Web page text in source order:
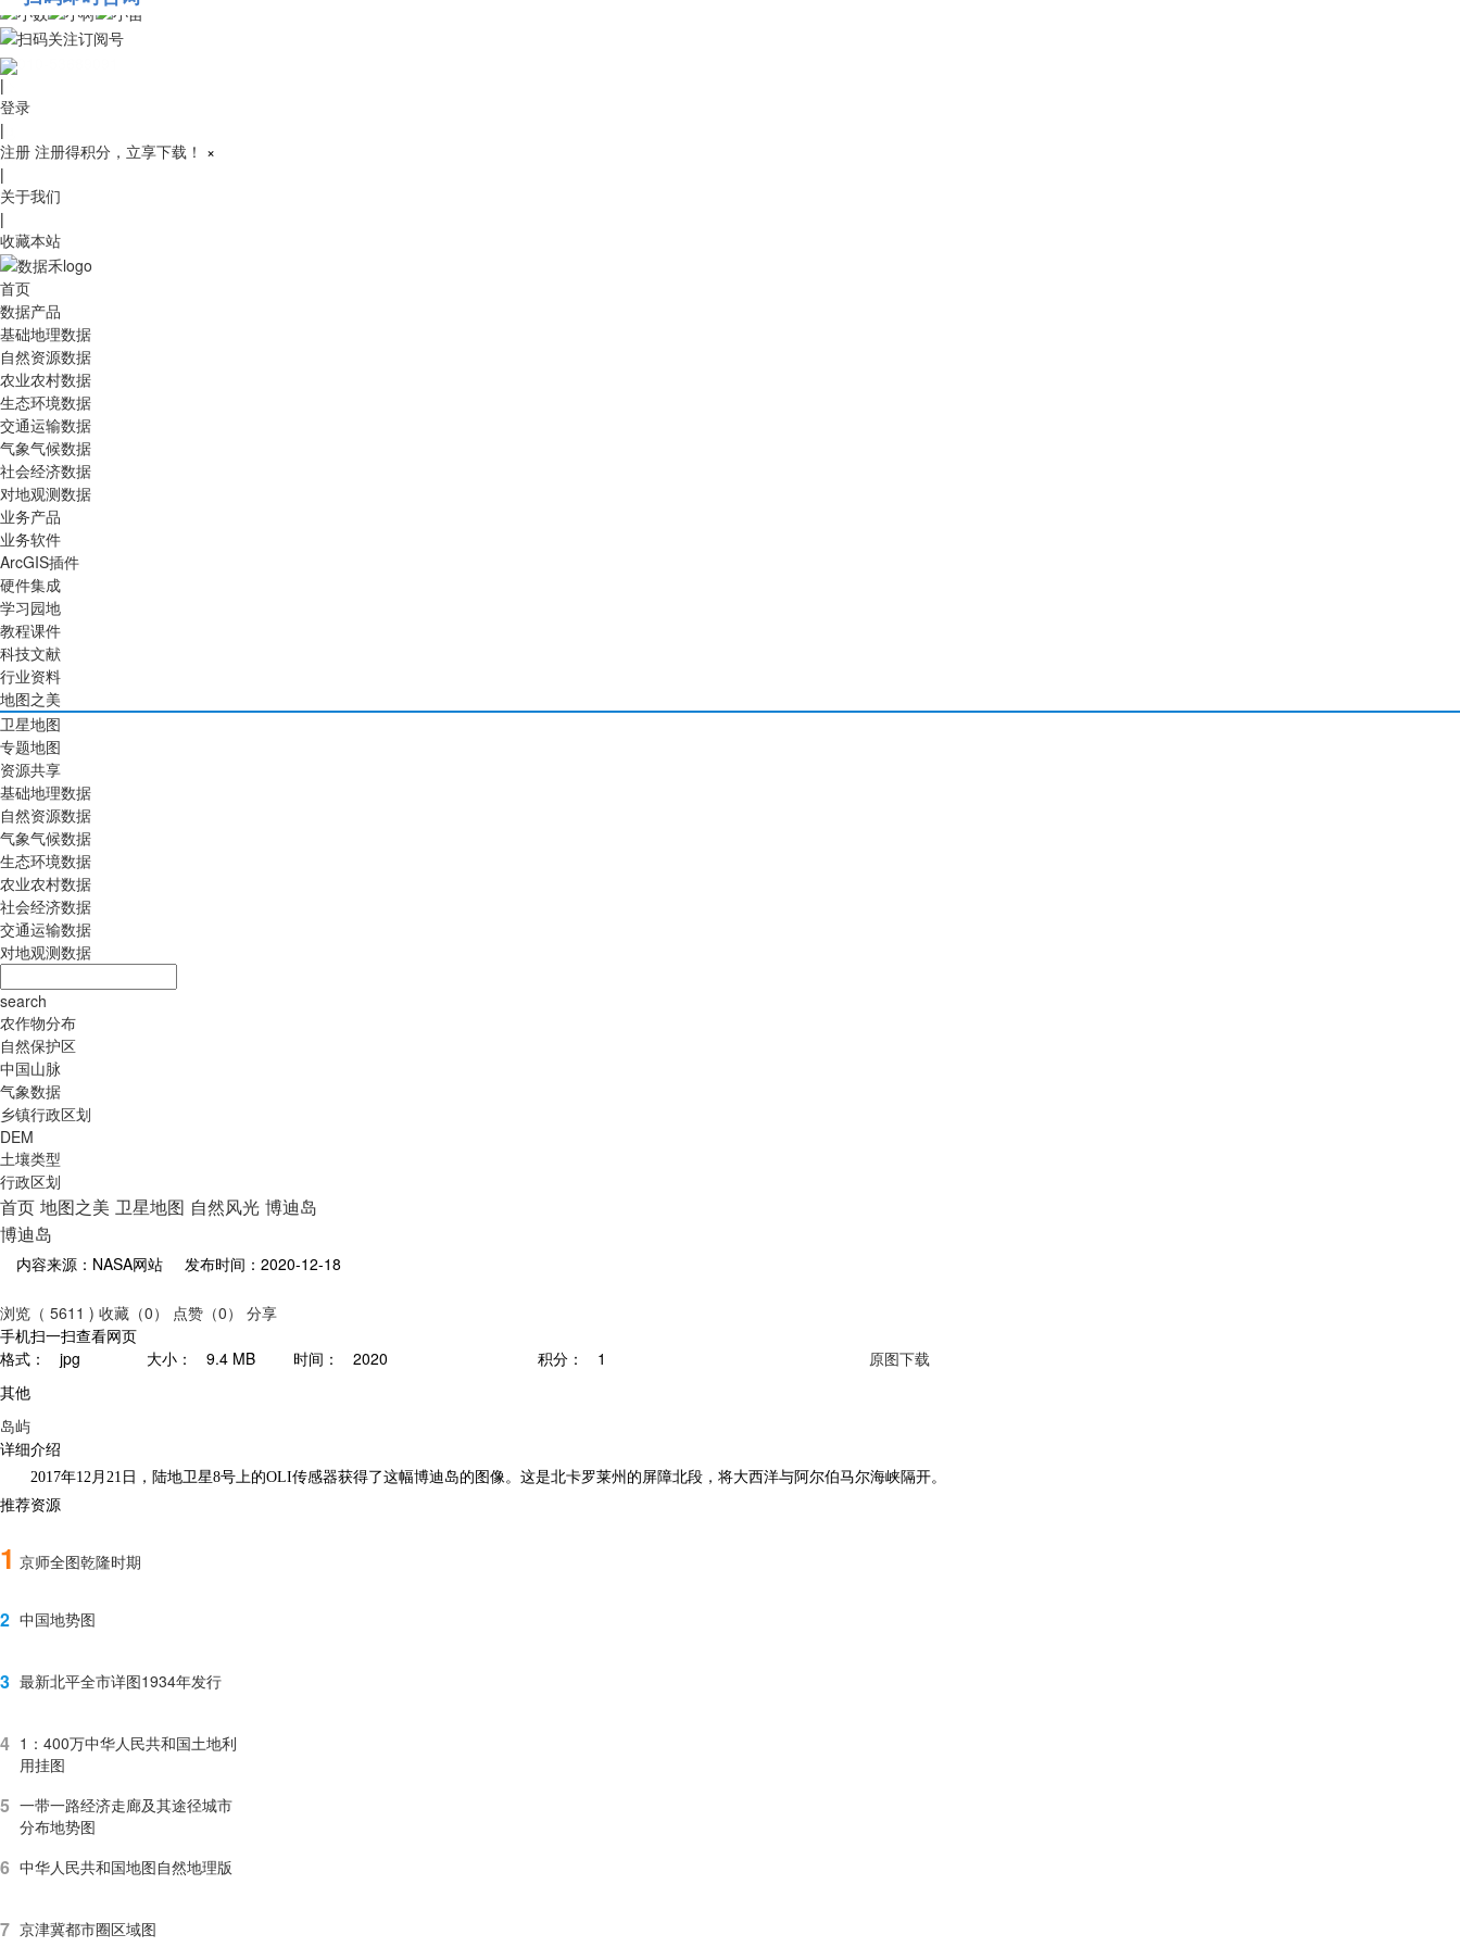
010-53689091
|
登录
|
注册 注册得积分，立享下载！ ×
|
关于我们
|
收藏本站
首页
数据产品
基础地理数据
自然资源数据
农业农村数据
生态环境数据
交通运输数据
气象气候数据
社会经济数据
对地观测数据
业务产品
业务软件
ArcGIS插件
硬件集成
学习园地
教程课件
科技文献
行业资料
地图之美
卫星地图
专题地图
资源共享
基础地理数据
自然资源数据
气象气候数据
生态环境数据
农业农村数据
社会经济数据
交通运输数据
对地观测数据
search
农作物分布
自然保护区
中国山脉
气象数据
乡镇行政区划
DEM
土壤类型
行政区划
首页 地图之美 卫星地图 自然风光 博迪岛
博迪岛
内容来源：NASA网站 发布时间：2020-12-18
浏览（ 5611 ) 收藏（0） 点赞（0）
分享
手机扫一扫查看网页
格式：
jpg 大小： 9.4 MB 时间： 2020 积分： 1
原图下载
其他
岛屿
详细介绍
2017年12月21日，陆地卫星8号上的OLI传感器获得了这幅博迪岛的图像。这是北卡罗莱州的屏障北段，将大西洋与阿尔伯马尔海峡隔开。
推荐资源
1 京师全图乾隆时期
2 中国地势图
3 最新北平全市详图1934年发行
4 1：400万中华人民共和国土地利
用挂图
5 一带一路经济走廊及其途径城市
分布地势图
6 中华人民共和国地图自然地理版
7 京津冀都市圈区域图